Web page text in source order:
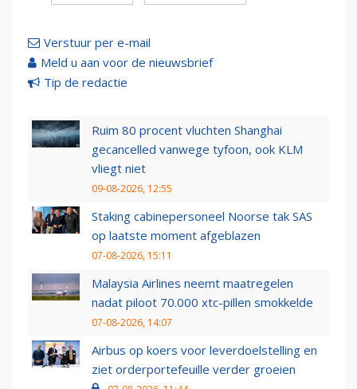
Verstuur per e-mail
Meld u aan voor de nieuwsbrief
Tip de redactie
Ruim 80 procent vluchten Shanghai
gecancelled vanwege tyfoon, ook KLM
vliegt niet
09-08-2026, 12:55
Staking cabinepersoneel Noorse tak SAS
op laatste moment afgeblazen
07-08-2026, 15:11
Malaysia Airlines neemt maatregelen
nadat piloot 70.000 xtc-pillen smokkelde
07-08-2026, 14:07
Airbus op koers voor leverdoelstelling en
ziet orderportefeuille verder groeien